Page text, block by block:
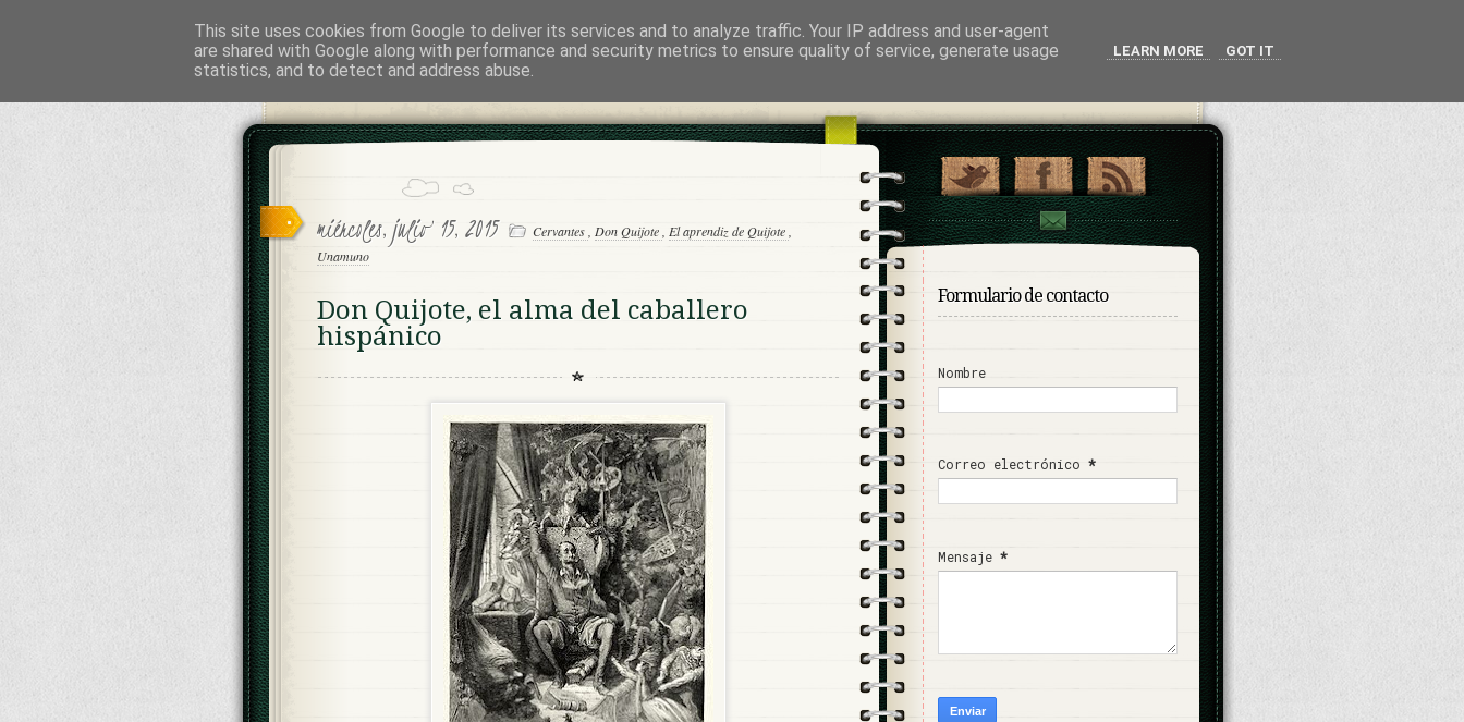
Cesáreo Jarabo
miércoles, julio 15, 2015 Cervantes Don Quijote El aprendiz de Quijote
Unamuno
Don Quijote, el alma del caballero
hispánico
Formulario de contacto
Nombre
Correo electrónico *
Mensaje *
This site uses cookies from Google to deliver its services and to analyze traffic. Your IP address and user-agent
are shared with Google along with performance and security metrics to ensure quality of service, generate usage
statistics, and to detect and address abuse.
LEARN MORE GOT IT